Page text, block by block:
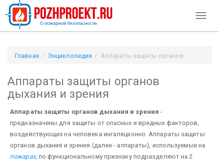
Главная Энциклопедия
Аппараты защиты органов
Аппараты защиты органов
дыхания и зрения
Аппараты защиты органов дыхания и зрения -
предназначены для защиты от опасных и вредных факторов,
воздействующих на человека ингаляционно. Аппараты защиты
органов дыхания и зрения (далее - аппараты), используемые на
пожарах, по функциональному признаку подразделяют на 2